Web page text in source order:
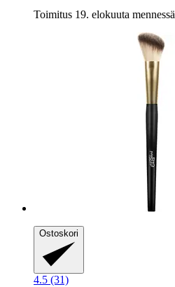
Toimitus 19. elokuuta mennessä
Ostoskori
4.5 (31)